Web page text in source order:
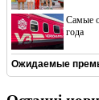
Cамые
года
Ожидаемые